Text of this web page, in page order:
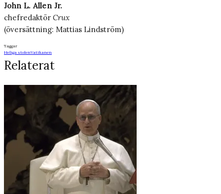
John L. Allen Jr.
chefredaktör Crux
(översättning: Mattias Lindström)
Taggar
Heliga stolenVatikanen
Relaterat